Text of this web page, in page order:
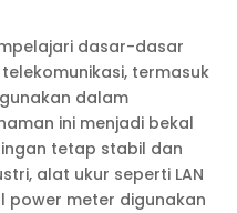
dasar-dasar
termasuk
dalam
ini menjadi bekal
tetap stabil dan
alat ukur seperti LAN
power meter digunakan